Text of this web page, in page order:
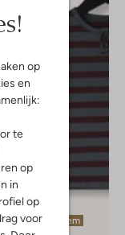
op
en
te
op
in
op
voor
Laatste item